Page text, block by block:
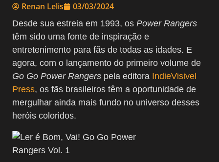
Renan Lelis 03/03/2024
Desde sua estreia em 1993, os Power Rangers
têm sido uma fonte de inspiração e
entretenimento para fãs de todas as idades. E
agora, com o lançamento do primeiro volume de
Go Go Power Rangers pela editora IndieVisivel
Press, os fãs brasileiros têm a oportunidade de
mergulhar ainda mais fundo no universo desses
heróis coloridos.